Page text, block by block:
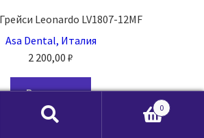
Leonardo LV1807-12MF
Asa Dental, Италия
2 200,00 ₽
В корзину
0